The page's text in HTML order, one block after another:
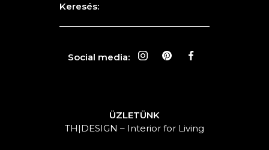
Keresés:
Social media:
ÜZLETÜNK
TH|DESIGN – Interior for Living